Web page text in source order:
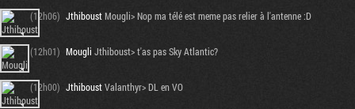
(12h06) JthiboustMougli> Nop ma télé est meme pas relier à l'antenne :D
(12h01) Mougli Jthiboust> t'as pas Sky Atlantic?
(12h00) JthiboustValanthyr> DL en VO